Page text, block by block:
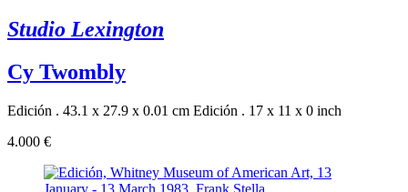
Studio Lexington
Cy Twombly
Edición . 43.1 x 27.9 x 0.01 cm Edición . 17 x 11 x 0 inch
4.000 €